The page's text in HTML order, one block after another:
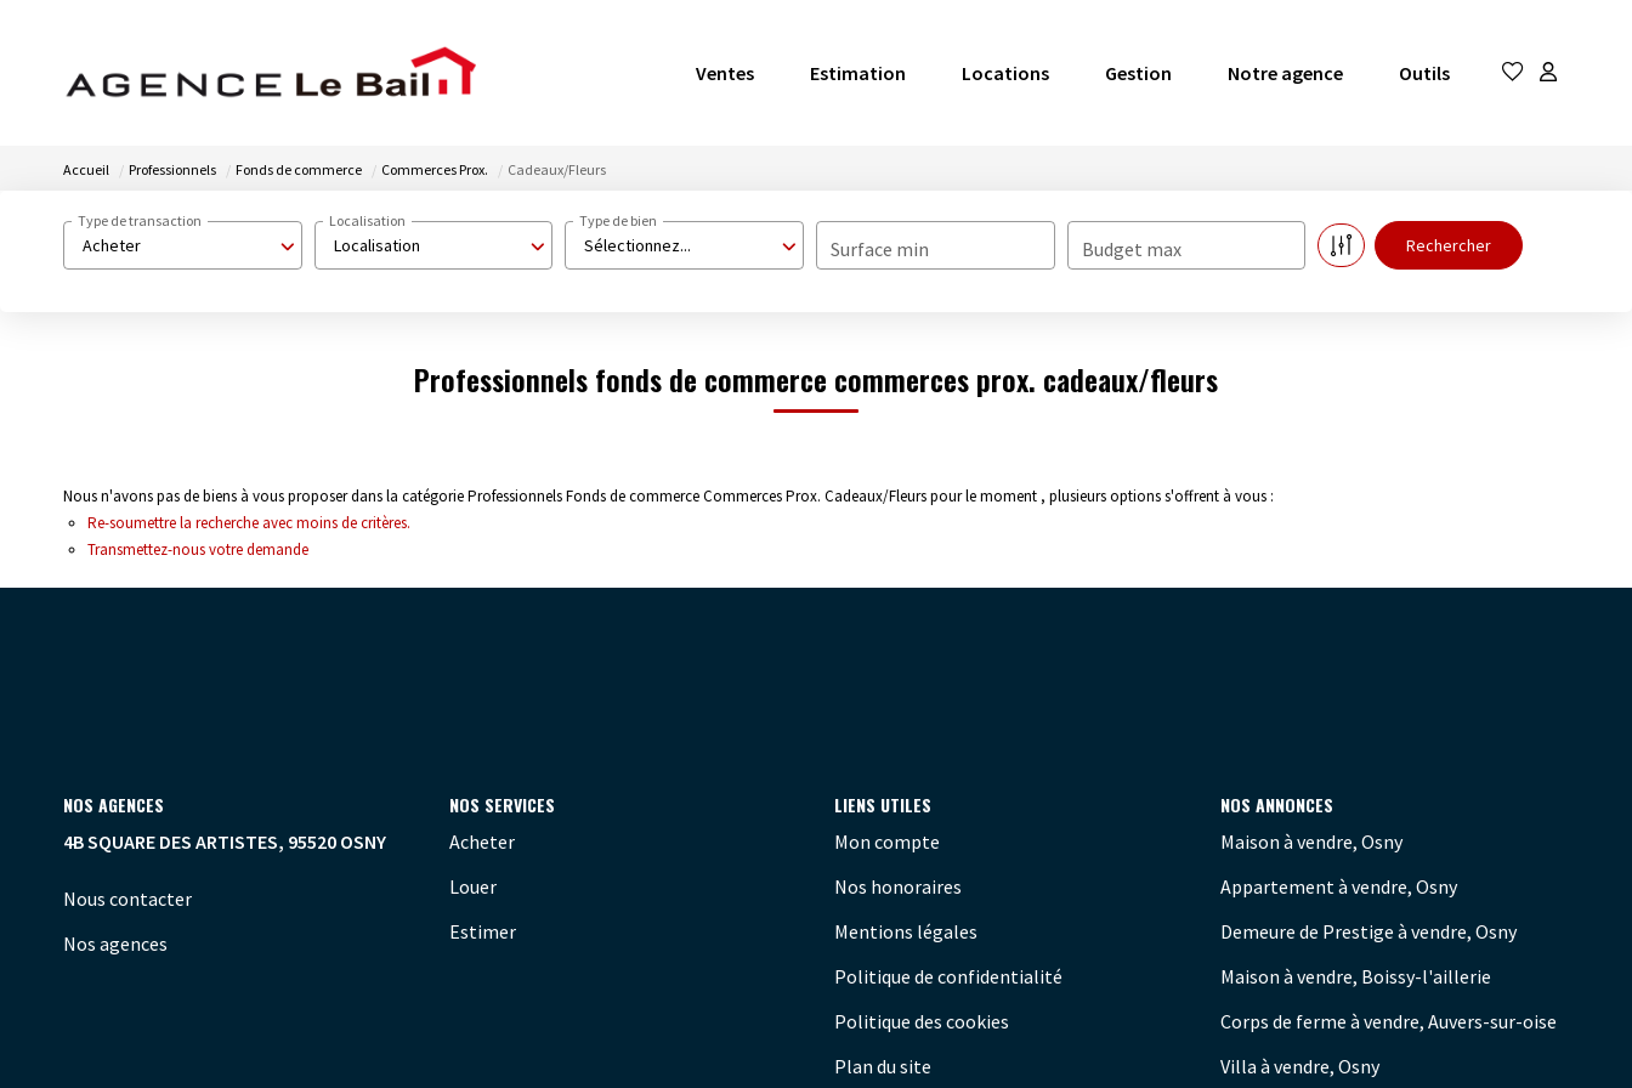
Ventes Estimation Locations Gestion Notre agence Outils
Accueil Professionnels Fonds de commerce Commerces Prox. Cadeaux/Fleurs
Acheter
Type de transaction
Localisation
Localisation
Sélectionnez...
Type de bien
Surface min Budget max
Professionnels fonds de commerce commerces prox. cadeaux/fleurs
Nous n'avons pas de biens à vous proposer dans la catégorie Professionnels Fonds de commerce Commerces Prox. Cadeaux/Fleurs pour le moment , plusieurs options s'offrent à vous :
Re-soumettre la recherche avec moins de critères.
Transmettez-nous votre demande
NOS AGENCES
4B SQUARE DES ARTISTES, 95520 OSNY
Nous contacter
Nos agences
NOS SERVICES
Acheter
Louer
Estimer
LIENS UTILES
Mon compte
Nos honoraires
Mentions légales
Politique de confidentialité
Politique des cookies
Plan du site
NOS ANNONCES
Maison à vendre, Osny
Appartement à vendre, Osny
Demeure de Prestige à vendre, Osny
Maison à vendre, Boissy-l'aillerie
Corps de ferme à vendre, Auvers-sur-oise
Villa à vendre, Osny